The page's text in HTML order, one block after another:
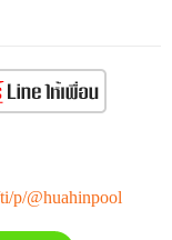
p/@huahinpool